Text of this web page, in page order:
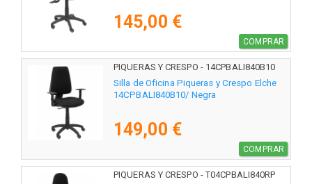
145,00 €
COMPRAR
PIQUERAS Y CRESPO - 14CPBALI840B10
Silla de Oficina Piqueras y Crespo Elche
14CPBALI840B10/ Negra
149,00 €
COMPRAR
PIQUERAS Y CRESPO - T04CPBALI840RP